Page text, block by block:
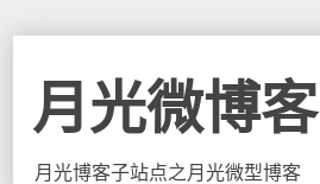
月光微博客
月光博客子站点之月光微型博客